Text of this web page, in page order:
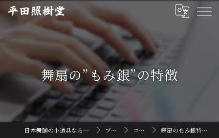
舞扇の”もみ銀”の特徴
日本舞踊の小道具なら平田照樹堂 ブログ コラム 舞扇のもみ銀特徴と魅力